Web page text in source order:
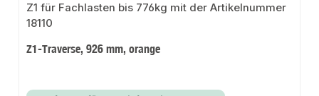
Z1-Traverse, 926 mm, orange